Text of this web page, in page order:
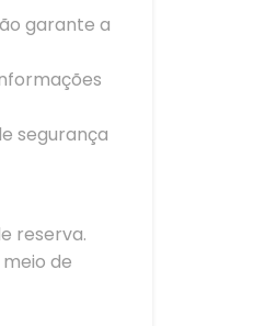
garante a
segurança
reserva.
de